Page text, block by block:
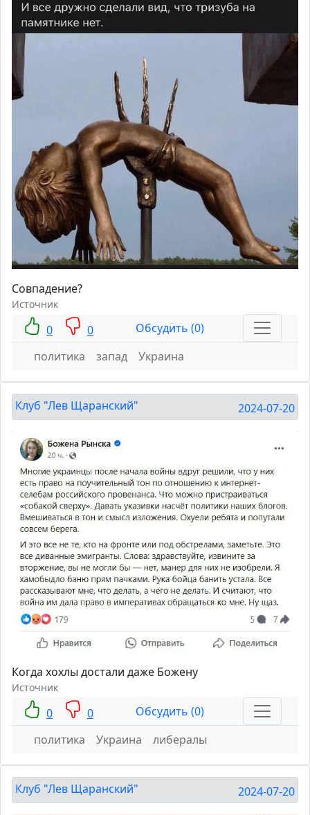
Совпадение?
Источник
0 0
Обсудить (0)
политика
запад Украина
Клуб "Лев Щаранский" 2024-07-20
Когда хохлы достали даже Божену
Источник
0 0
Обсудить (0)
политика
Украина либералы
Клуб "Лев Щаранский" 2024-07-20